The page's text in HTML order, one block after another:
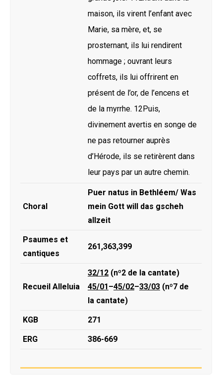
maison, ils virent l’enfant avec
Marie, sa mère, et, se
prosternant, ils lui rendirent
hommage ; ouvrant leurs
coffrets, ils lui offrirent en
présent de l’or, de l’encens et
de la myrrhe. 12Puis,
divinement avertis en songe de
ne pas retourner auprès
d’Hérode, ils se retirèrent dans
leur pays par un autre chemin.
Choral
Puer natus in Bethléem/ Was
mein Gott will das gscheh
allzeit
Psaumes et
cantiques
261,363,399
Recueil Alleluia
32/12 (nº2 de la cantate)
45/01–45/02–33/03 (nº7 de
la cantate)
KGB 271
ERG 386-669